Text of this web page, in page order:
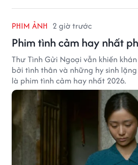
PHIM ẢNH 2 giờ trước
Phim tình cảm hay nhất
Thư Tình Gửi Ngoại vẫn khiến
bởi tình thân và những hy sinh
là phim tình cảm hay nhất 2026.